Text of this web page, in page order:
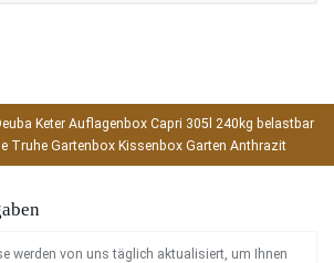
Keter Auflagenbox Capri 305l 240kg belastbar
Truhe Gartenbox Kissenbox Garten Anthrazit
werden von uns täglich aktualisiert, um Ihnen